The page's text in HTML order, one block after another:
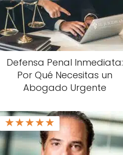
Defensa Penal Inmediata:
Por Qué Necesitas un
Abogado Urgente
★★★★★